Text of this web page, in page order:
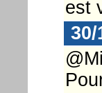
est
30/